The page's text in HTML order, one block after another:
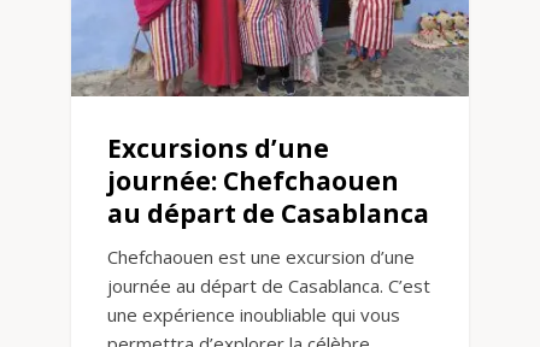
Excursions d’une
journée: Chefchaouen
au départ de Casablanca
Chefchaouen est une excursion d’une
journée au départ de Casablanca. C’est
une expérience inoubliable qui vous